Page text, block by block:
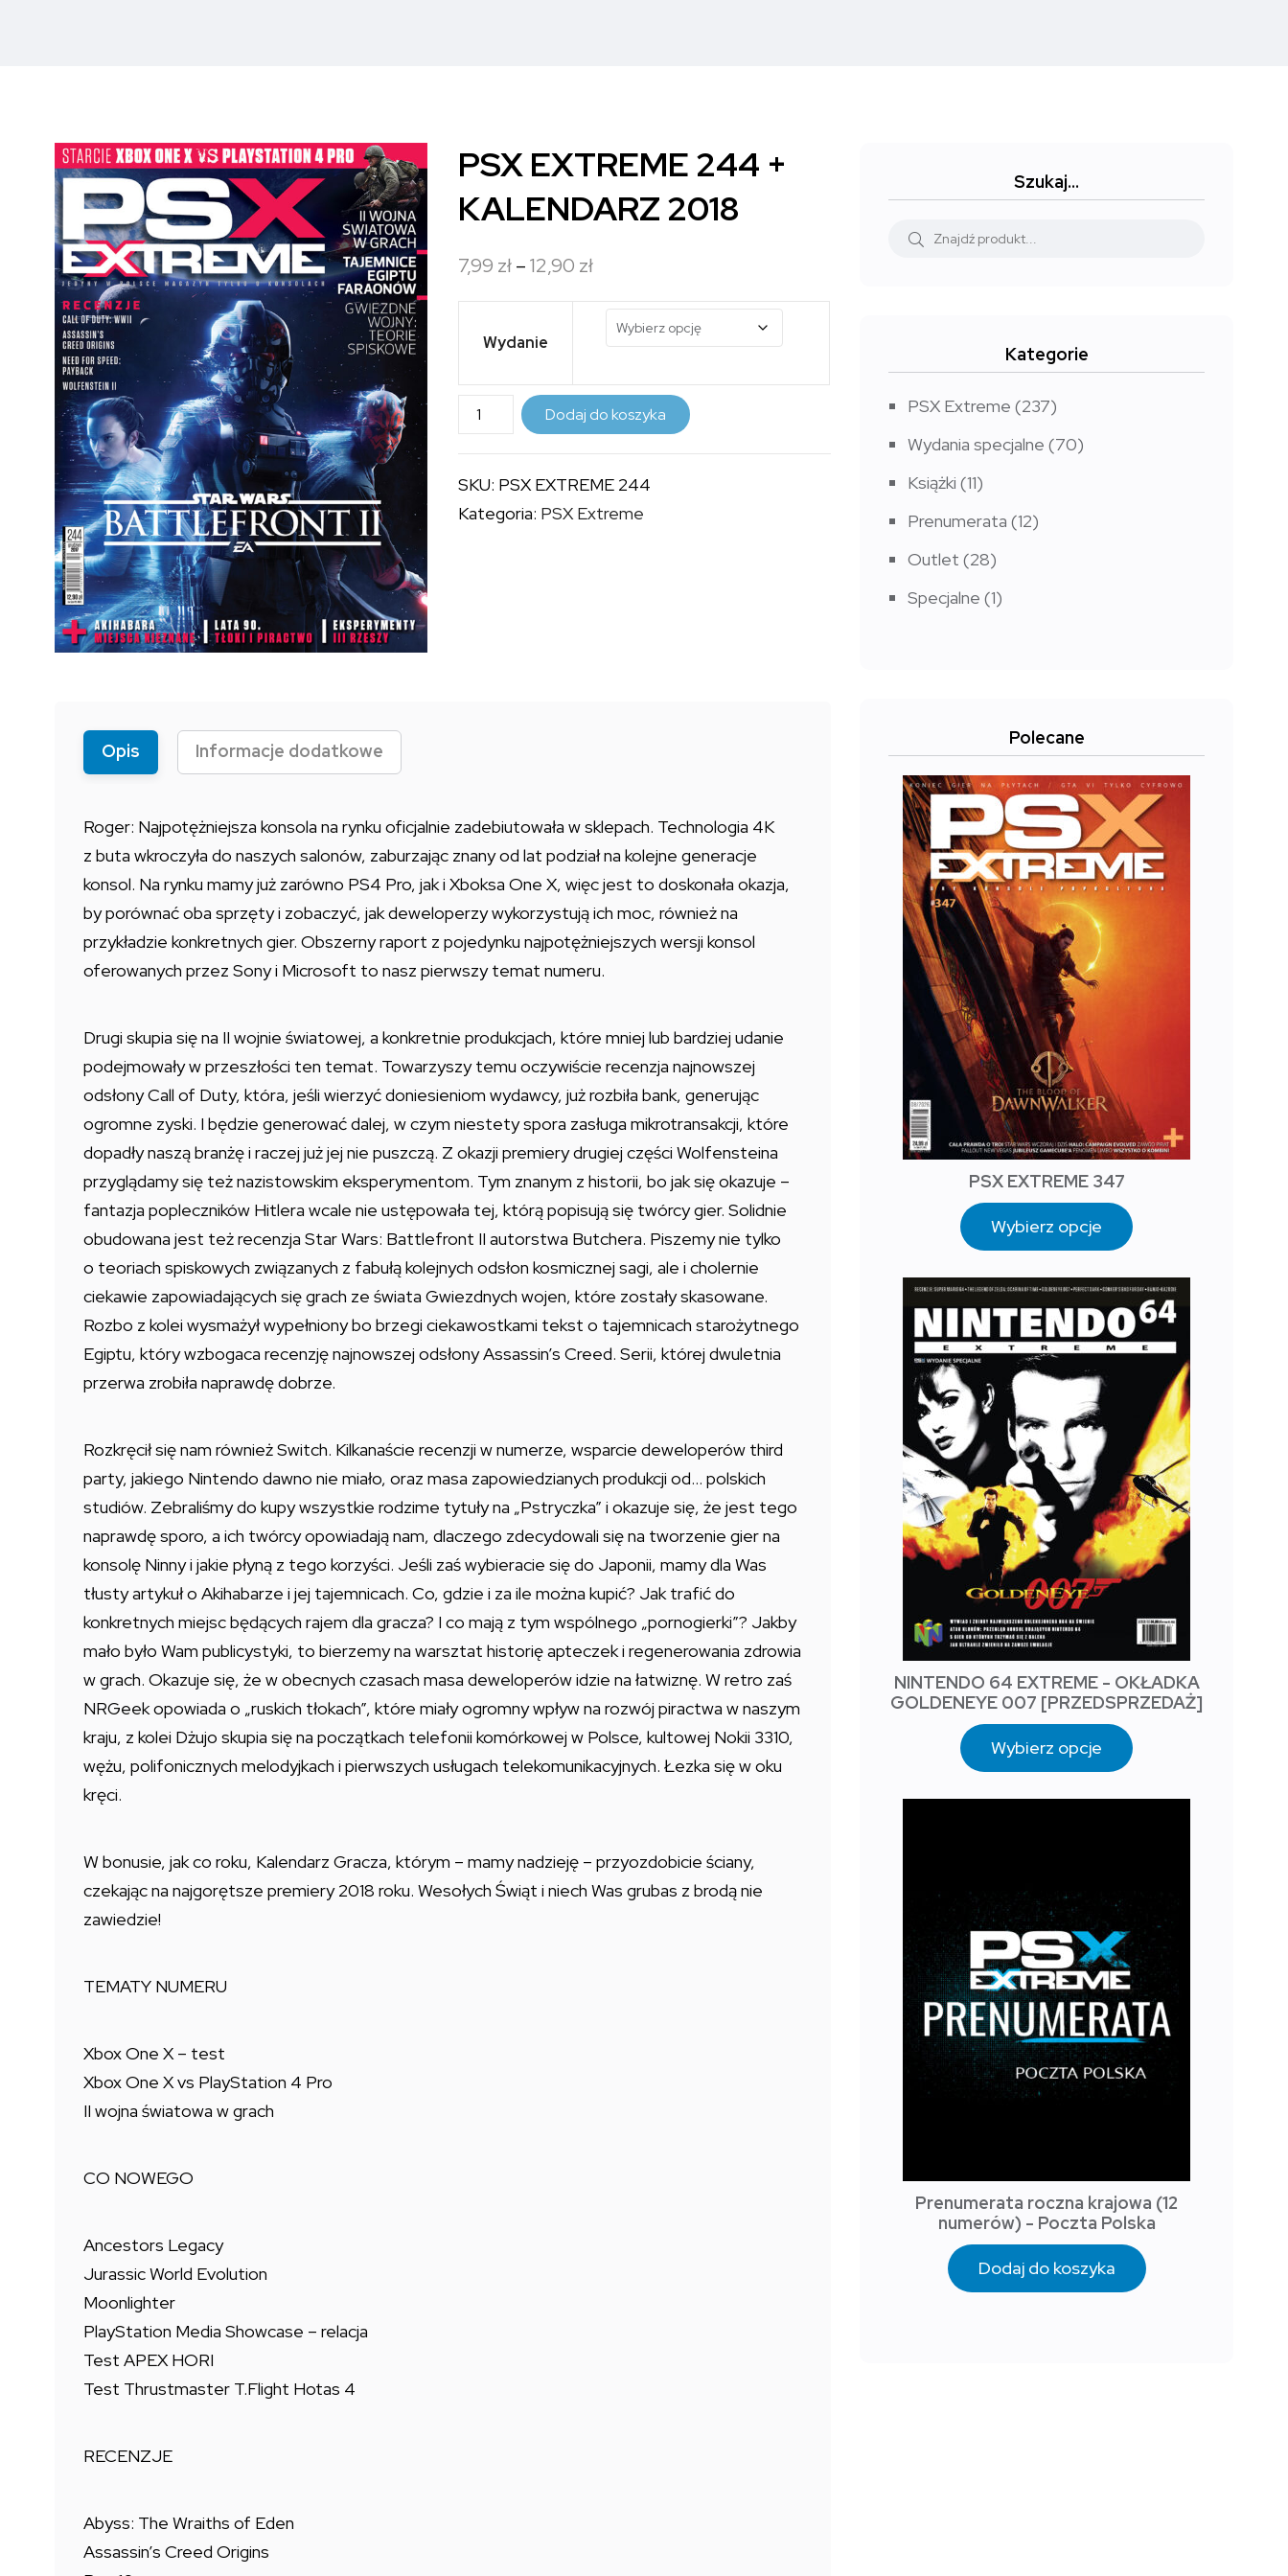
PSX EXTREME 244 +
KALENDARZ 2018
7,99 zł– 12,90 złZakres
cen:
do
12,90 zł
Wydanie
ilość
PSX
244
+
Dodaj do koszyka
SKU: PSX EXTREME 244
Kategoria: PSX Extreme
Opis Informacje dodatkowe
Roger: Najpotężniejsza konsola na rynku oficjalnie zadebiutowała w sklepach. Technologia 4K
z buta wkroczyła do naszych salonów, zaburzając znany od lat podział na kolejne generacje
konsol. Na rynku mamy już zarówno PS4 Pro, jak i Xboksa One X, więc jest to doskonała okazja,
by porównać oba sprzęty i zobaczyć, jak deweloperzy wykorzystują ich moc, również na
przykładzie konkretnych gier. Obszerny raport z pojedynku najpotężniejszych wersji konsol
oferowanych przez Sony i Microsoft to nasz pierwszy temat numeru.
Drugi skupia się na II wojnie światowej, a konkretnie produkcjach, które mniej lub bardziej udanie
podejmowały w przeszłości ten temat. Towarzyszy temu oczywiście recenzja najnowszej
odsłony Call of Duty, która, jeśli wierzyć doniesieniom wydawcy, już rozbiła bank, generując
ogromne zyski. I będzie generować dalej, w czym niestety spora zasługa mikrotransakcji, które
dopadły naszą branżę i raczej już jej nie puszczą. Z okazji premiery drugiej części Wolfensteina
przyglądamy się też nazistowskim eksperymentom. Tym znanym z historii, bo jak się okazuje –
fantazja popleczników Hitlera wcale nie ustępowała tej, którą popisują się twórcy gier. Solidnie
obudowana jest też recenzja Star Wars: Battlefront II autorstwa Butchera. Piszemy nie tylko
o teoriach spiskowych związanych z fabułą kolejnych odsłon kosmicznej sagi, ale i cholernie
ciekawie zapowiadających się grach ze świata Gwiezdnych wojen, które zostały skasowane.
Rozbo z kolei wysmażył wypełniony bo brzegi ciekawostkami tekst o tajemnicach starożytnego
Egiptu, który wzbogaca recenzję najnowszej odsłony Assassin’s Creed. Serii, której dwuletnia
przerwa zrobiła naprawdę dobrze.
Rozkręcił się nam również Switch. Kilkanaście recenzji w numerze, wsparcie deweloperów third
party, jakiego Nintendo dawno nie miało, oraz masa zapowiedzianych produkcji od… polskich
studiów. Zebraliśmy do kupy wszystkie rodzime tytuły na „Pstryczka” i okazuje się, że jest tego
naprawdę sporo, a ich twórcy opowiadają nam, dlaczego zdecydowali się na tworzenie gier na
konsolę Ninny i jakie płyną z tego korzyści. Jeśli zaś wybieracie się do Japonii, mamy dla Was
tłusty artykuł o Akihabarze i jej tajemnicach. Co, gdzie i za ile można kupić? Jak trafić do
konkretnych miejsc będących rajem dla gracza? I co mają z tym wspólnego „pornogierki”? Jakby
mało było Wam publicystyki, to bierzemy na warsztat historię apteczek i regenerowania zdrowia
w grach. Okazuje się, że w obecnych czasach masa deweloperów idzie na łatwiznę. W retro zaś
NRGeek opowiada o „ruskich tłokach”, które miały ogromny wpływ na rozwój piractwa w naszym
kraju, z kolei Dżujo skupia się na początkach telefonii komórkowej w Polsce, kultowej Nokii 3310,
wężu, polifonicznych melodyjkach i pierwszych usługach telekomunikacyjnych. Łezka się w oku
kręci.
W bonusie, jak co roku, Kalendarz Gracza, którym – mamy nadzieję – przyozdobicie ściany,
czekając na najgorętsze premiery 2018 roku. Wesołych Świąt i niech Was grubas z brodą nie
zawiedzie!
TEMATY NUMERU
Xbox One X – test
Xbox One X vs PlayStation 4 Pro
II wojna światowa w grach
CO NOWEGO
Ancestors Legacy
Jurassic World Evolution
Moonlighter
PlayStation Media Showcase – relacja
Test APEX HORI
Test Thrustmaster T.Flight Hotas 4
RECENZJE
Abyss: The Wraiths of Eden
Assassin’s Creed Origins
Szukaj…
Kategorie
PSX Extreme (237)
Wydania specjalne (70)
Książki (11)
Prenumerata (12)
Outlet (28)
Specjalne (1)
Polecane
PSX EXTREME 347
Wybierz opcje
NINTENDO 64 EXTREME - OKŁADKA
GOLDENEYE 007 [PRZEDSPRZEDAŻ]
Wybierz opcje
Prenumerata roczna krajowa (12
numerów) - Poczta Polska
Dodaj do koszyka